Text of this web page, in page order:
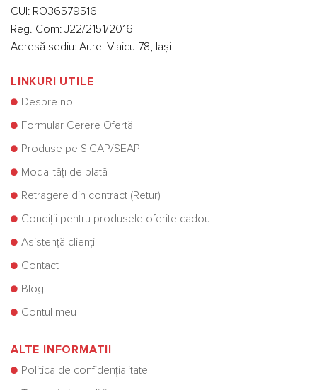
CUI: RO36579516
Reg. Com: J22/2151/2016
Adresă sediu: Aurel Vlaicu 78, Iași
LINKURI UTILE
Despre noi
Formular Cerere Ofertă
Produse pe SICAP/SEAP
Modalități de plată
Retragere din contract (Retur)
Condiții pentru produsele oferite cadou
Asistență clienți
Contact
Blog
Contul meu
ALTE INFORMATII
Politica de confidențialitate